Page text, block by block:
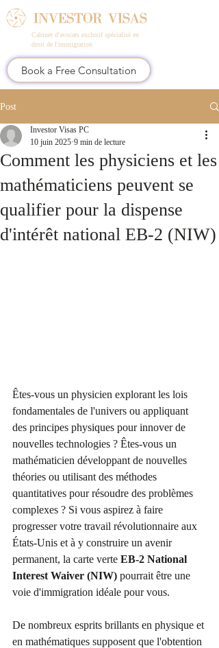
Cabinet d'avocats exclusif spécialisé en
droit de l'immigration
Book a Free Consultation
Post
Comment les physiciens et les
mathématiciens peuvent se
qualifier pour la dispense
d'intérêt national EB-2 (NIW)
Investor Visas PC
10 juin 2025 9 min de lecture
Êtes-vous un physicien explorant les lois
fondamentales de l'univers ou appliquant
des principes physiques pour innover de
nouvelles technologies ? Êtes-vous un
mathématicien développant de nouvelles
théories ou utilisant des méthodes
quantitatives pour résoudre des problèmes
complexes ? Si vous aspirez à faire
progresser votre travail révolutionnaire aux
États-Unis et à y construire un avenir
permanent, la carte verte EB-2 National
Interest Waiver (NIW) pourrait être une
voie d'immigration idéale pour vous.
De nombreux esprits brillants en physique et
en mathématiques supposent que l'obtention